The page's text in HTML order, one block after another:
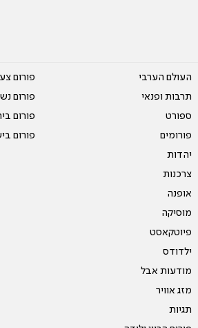
העולם הערבי
תרבות ופנאי
ספורט
פורומים
יהדות
צרכנות
אופנה
מוסיקה
פיוטקאסט
ילדודס
מודעות אבל
מזג אוויר
תגיות
פורום
פורום
פורום
פורום